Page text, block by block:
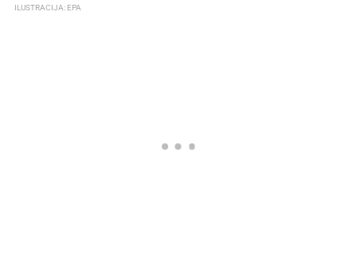
ILUSTRACIJA: EPA